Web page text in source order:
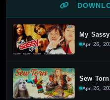
My
Apr 26,
Sew
Apr 26,